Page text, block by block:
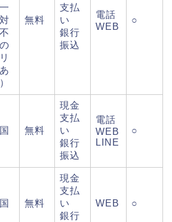
無料
支払
い
銀行
振込
電話
WEB
○
無料
現金
支払
い
銀行
振込
電話
WEB
LINE
○
無料
現金
支払
い
銀行
WEB ○